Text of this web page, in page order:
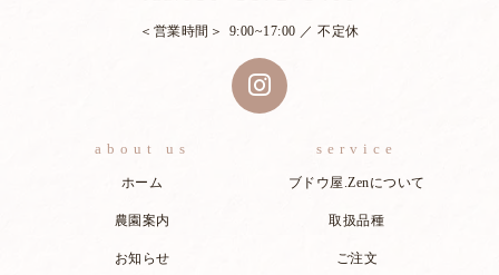
営業時間 9:00~17:00 ／ 不定休
about us
ホーム
農園案内
お知らせ
service
ブドウ屋.Zenについて
取扱品種
ご注文